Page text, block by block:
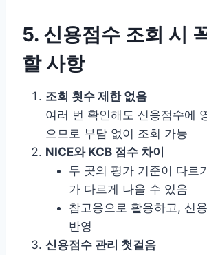
5. 신용점수 조회 시
할 사항
조회 횟수 제한 없음
여러 번 확인해도 신용점수에
으므로 부담 없이 조회 가능
NICE와 KCB 점수 차이
두 곳의 평가 기준이 다르
가 다르게 나올 수 있음
참고용으로 활용하고, 신
반영
신용점수 관리 첫걸음